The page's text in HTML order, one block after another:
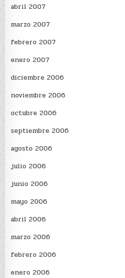
abril 2007
marzo 2007
febrero 2007
enero 2007
diciembre 2006
noviembre 2006
octubre 2006
septiembre 2006
agosto 2006
julio 2006
junio 2006
mayo 2006
abril 2006
marzo 2006
febrero 2006
enero 2006